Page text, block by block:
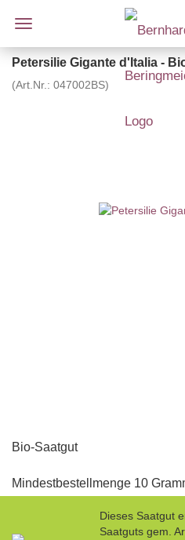
Petersilie Gigante d'Italia -
(Art.Nr.: 047002BS)
Bio-Saatgut
Mindestbestellmenge 10
Dieses Saatgut
Saatguts gem.